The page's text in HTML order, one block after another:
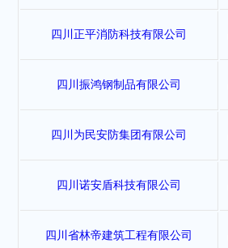
四川正平消防科技有限公司
四川振鸿钢制品有限公司
四川为民安防集团有限公司
四川诺安盾科技有限公司
四川省林帝建筑工程有限公司